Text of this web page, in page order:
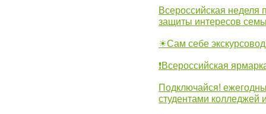
Всероссийская
защиты интересов
☀Сам себе экскурсовод
❗Всероссийская
Подключайся!
студентами колледжей